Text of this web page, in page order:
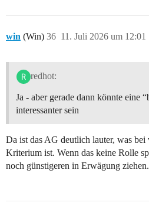
win (Win) 11. Juli 2026 um 12:01
36
redhot:
Ja - aber gerade dann könnte eine
interessanter sein
Da ist das AG deutlich lauter, was
Kriterium ist. Wenn das keine Rolle
noch günstigeren in Erwägung ziehen.